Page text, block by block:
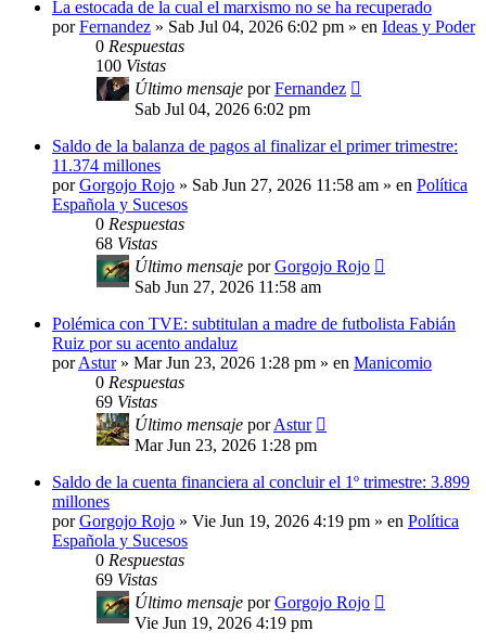
La estocada de la cual el marxismo no se ha recuperado
porFernandez » Sab Jul 04, 2026 6:02 pm » en Ideas y Poder
0 Respuestas
100 Vistas
Último mensaje porFernandez
Sab Jul 04, 2026 6:02 pm
Saldo de la balanza de pagos al finalizar el primer trimestre:
11.374 millones
porGorgojo Rojo » Sab Jun 27, 2026 11:58 am » en Política
Española y Sucesos
0 Respuestas
68 Vistas
Último mensaje porGorgojo Rojo
Sab Jun 27, 2026 11:58 am
Polémica con TVE: subtitulan a madre de futbolista Fabián
Ruiz por su acento andaluz
porAstur» Mar Jun 23, 2026 1:28 pm » en Manicomio
0 Respuestas
69 Vistas
Último mensaje porAstur
Mar Jun 23, 2026 1:28 pm
Saldo de la cuenta financiera al concluir el 1º trimestre: 3.899
millones
porGorgojo Rojo » Vie Jun 19, 2026 4:19 pm » en Política
Española y Sucesos
0 Respuestas
69 Vistas
Último mensaje porGorgojo Rojo
Vie Jun 19, 2026 4:19 pm